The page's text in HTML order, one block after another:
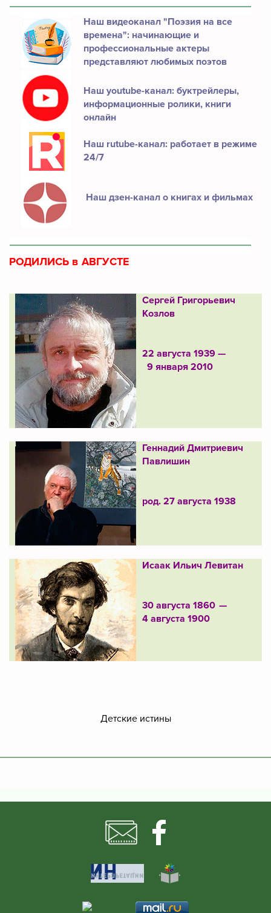
Наш видеоканал "Поэзия на все
времена": начинающие и
профессиональные актеры
представляют любимых поэтов
Наш youtube-канал: буктрейлеры,
информационные ролики, книги
онлайн
Наш rutube-канал: работает в режиме
24/7
Наш дзен-канал о книгах и фильмах
РОДИЛИСЬ в АВГУСТЕ
Сергей Григорьевич
Козлов
22 августа 1939 —
9 января 2010
Геннадий Дмитриевич
Павлишин
род. 27 августа 1938
Исаак Ильич Левитан
30 августа 1860 —
4 августа 1900
Детские истины